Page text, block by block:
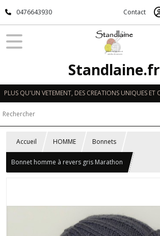
0476643930 Contact
Standlaine.fr
Accueil HOMME Bonnets
Bonnet homme à revers gris Marathon